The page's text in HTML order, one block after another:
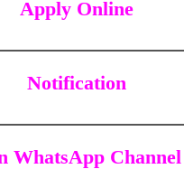
Apply Online
Notification
WhatsApp Channel